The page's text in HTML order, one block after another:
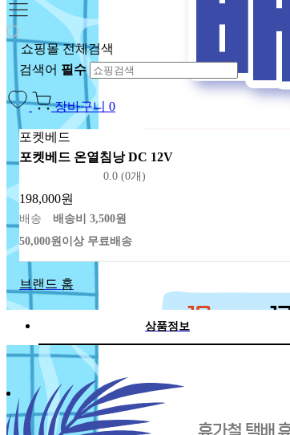
쇼핑몰 전체검색
검색어 필수
장바구니 0
포켓베드
포켓베드 온열침낭 DC 12V
0.0 (0개)
198,000원
배송
배송비 3,500원
50,000원이상 무료배송
브랜드 홈
상품정보